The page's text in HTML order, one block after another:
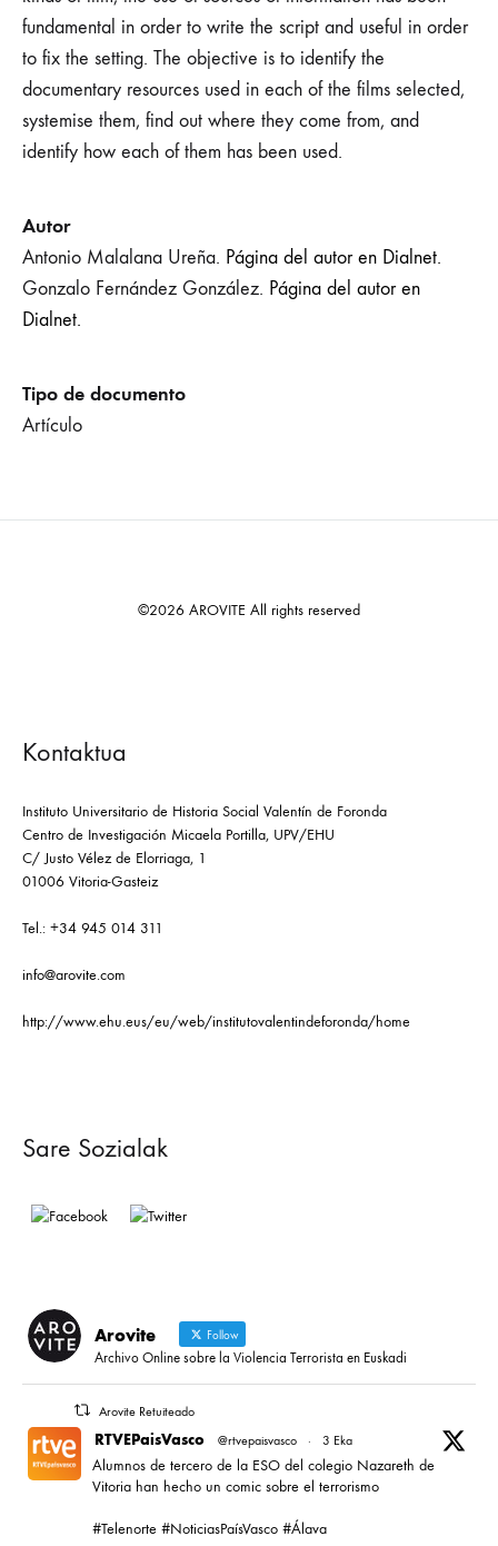
fundamental in order to write the script and useful in order
to fix the setting. The objective is to identify the
documentary resources used in each of the films selected,
systemise them, find out where they come from, and
identify how each of them has been used.
Autor
Antonio Malalana Ureña. Página del autor en Dialnet.
Gonzalo Fernández González. Página del autor en
Dialnet.
Tipo de documento
Artículo
©2026 AROVITE All rights reserved
Kontaktua
Instituto Universitario de Historia Social Valentín de Foronda
Centro de Investigación Micaela Portilla, UPV/EHU
C/ Justo Vélez de Elorriaga, 1
01006 Vitoria-Gasteiz
Tel.: +34 945 014 311
info@arovite.com
http://www.ehu.eus/eu/web/institutovalentindeforonda/home
Sare Sozialak
Arovite Follow
Archivo Online sobre la Violencia Terrorista en Euskadi
Arovite Retuiteado
RTVEPaisVasco @rtvepaisvasco · 3 Eka
Alumnos de tercero de la ESO del colegio Nazareth de
Vitoria han hecho un comic sobre el terrorismo
#Telenorte #NoticiasPaísVasco #Álava